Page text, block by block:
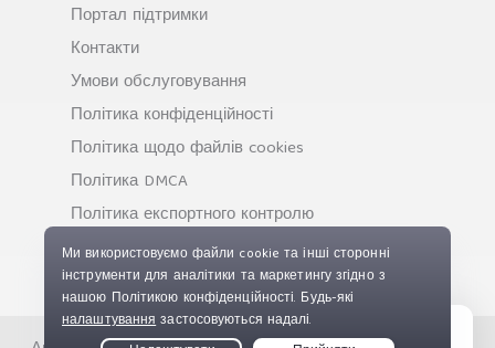
Портал підтримки
Контакти
Умови обслуговування
Політика конфіденційності
Політика щодо файлів cookies
Політика DMCA
Політика експортного контролю